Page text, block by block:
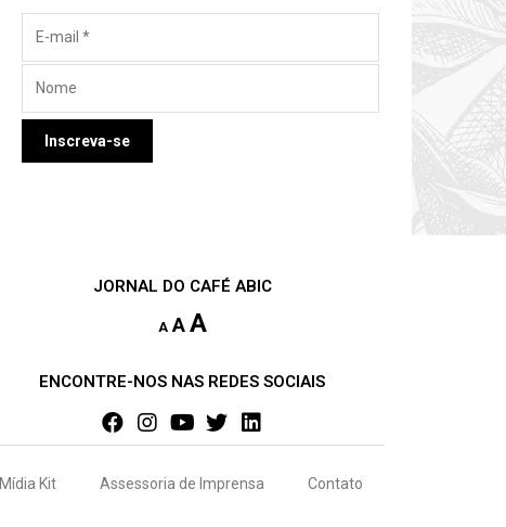
JORNAL DO CAFÉ ABIC
A AA
ENCONTRE-NOS NAS REDES SOCIAIS
Mídia Kit Assessoria de Imprensa Contato